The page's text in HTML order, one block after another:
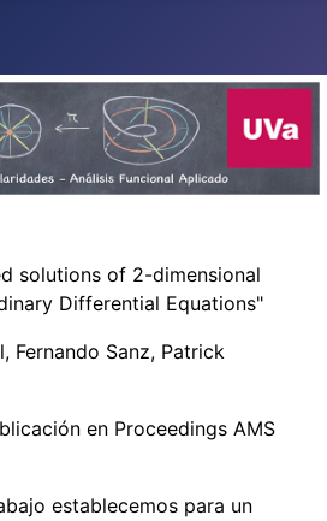
solutions of 2-dimensional
Differential Equations"
Fernando Sanz, Patrick
en Proceedings AMS
establecemos para un